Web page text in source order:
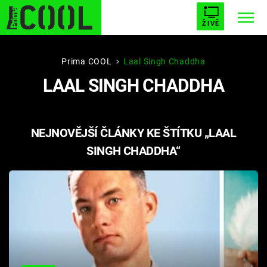
ŽIVĚ
STARHOUSE BUFFY, PŘEMOŽITELKA UPÍRŮ
PLNEJ KOTEL AVENGERS 5
Prima COOL Laal Singh Chaddha
LAAL SINGH CHADDHA
NEJNOVĚJŠÍ ČLÁNKY KE ŠTÍTKU „LAAL
SINGH CHADDHA“